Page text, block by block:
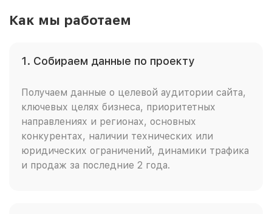
Как мы работаем
1. Собираем данные по проекту
Получаем данные о целевой аудитории сайта,
ключевых целях бизнеса, приоритетных
направлениях и регионах, основных
конкурентах, наличии технических или
юридических ограничений, динамики трафика
и продаж за последние 2 года.